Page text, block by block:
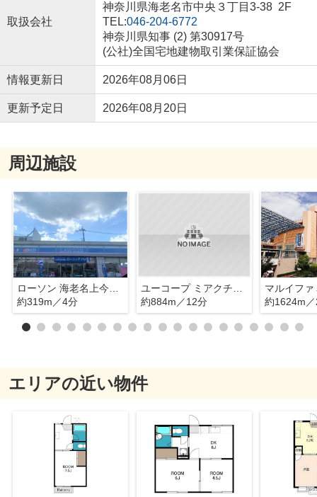
取扱会社
神奈川県海老名市中央３丁目3-38 2F
TEL:046-204-6772
神奈川県知事 (2) 第30917号
(公社)全国宅地建物取引業保証協会
情報更新日 2026年08月06日
更新予定日 2026年08月20日
周辺施設
約319m／4分
約884m／12分
約1624m
エリアの近い物件